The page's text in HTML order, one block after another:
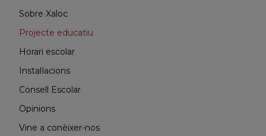
Sobre Xaloc
Projecte educatiu
Horari escolar
Instal·lacions
Consell Escolar
Opinions
Vine a conèixer-nos